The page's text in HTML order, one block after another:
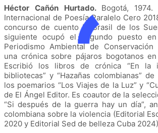
Héctor Cañón Hurtado. Bogotá,
Internacional de Poesía Paralelo Cero
concurso de cuento El Brasil de los
siguiente ocupó el segundo puesto
Periodismo Ambiental de Conservación
una crónica sobre pájaros bogotanos
Escribió los libros de crónica “En la
bibliotecas” y “Hazañas colombianas”
los poemarios “Los Viajes de la Luz” y
de El Ángel Editor. Es coautor de la
“Si después de la guerra hay un día”,
colombiana sobre la violencia (Editorial
2020 y Editorial Sed de belleza Cuba